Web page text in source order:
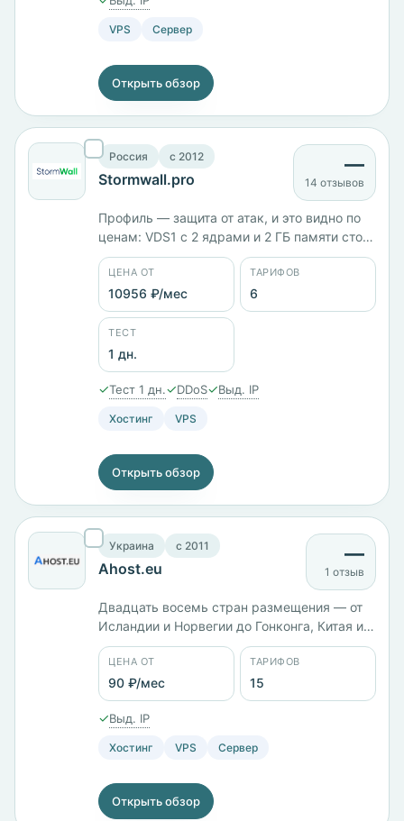
VPS Сервер
Открыть обзор
Россия c 2012
Stormwall.pro
—
14 отзывов
Профиль — защита от атак, и это видно по
ценам: VDS1 с 2 ядрами и 2 ГБ памяти стоит
10 640 ₽/мес на KVM, VDS2 с 4 ядрами и 8
ГБ — 13 910 ₽/мес, VDS3 с 6 ядрами и 16
ГБ — 21 144 ₽/мес. Шесть стран
размещения, включая Гонконг и Китай.
ЦЕНА ОТ
10956 ₽/мес
ТАРИФОВ
6
ТЕСТ
1 дн.
✓Тест 1 дн.✓DDoS✓Выд. IP
Хостинг VPS
Открыть обзор
Украина c 2011
Ahost.eu
—
1 отзыв
Двадцать восемь стран размещения — от
Исландии и Норвегии до Гонконга, Китая и
Японии. Компания работает с 2011 года, 15
тарифов от 90 ₽/мес; российская версия
KVM ADVANCED с 6 ядрами и 8 ГБ памяти
стоит 2249 ₽/мес. Панели cPanel,
DirectAdmin, ISPmanager и VestaCP.
ЦЕНА ОТ
90 ₽/мес
ТАРИФОВ
15
✓Выд. IP
Хостинг VPS Сервер
Открыть обзор